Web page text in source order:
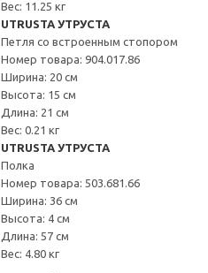
Вес: 11.25 кг
UTRUSTA УТРУСТА
Петля со встроенным стопором
Номер товара: 904.017.86
Ширина: 20 см
Высота: 15 см
Длина: 21 см
Вес: 0.21 кг
UTRUSTA УТРУСТА
Полка
Номер товара: 503.681.66
Ширина: 36 см
Высота: 4 см
Длина: 57 см
Вес: 4.80 кг